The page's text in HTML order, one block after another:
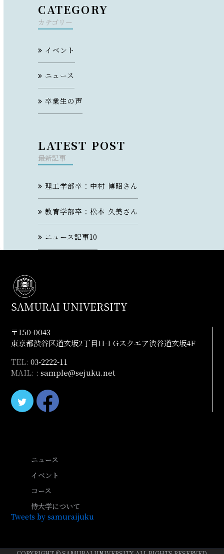
CATEGORY
カテゴリー
イベント
ニュース
卒業生の声
LATEST POST
最新記事
理工学部卒：中村 博昭さん
教育学部卒：松本 久美さん
ニュース記事10
SAMURAI UNIVERSITY
〒150-0043
東京都渋谷区道玄坂2丁目11-1 Gスクエア渋谷道玄坂4F
TEL:03-2222-11
MAIL: : sample@sejuku.net
ニュース
イベント
コース
侍大学について
Tweets by samuraijuku